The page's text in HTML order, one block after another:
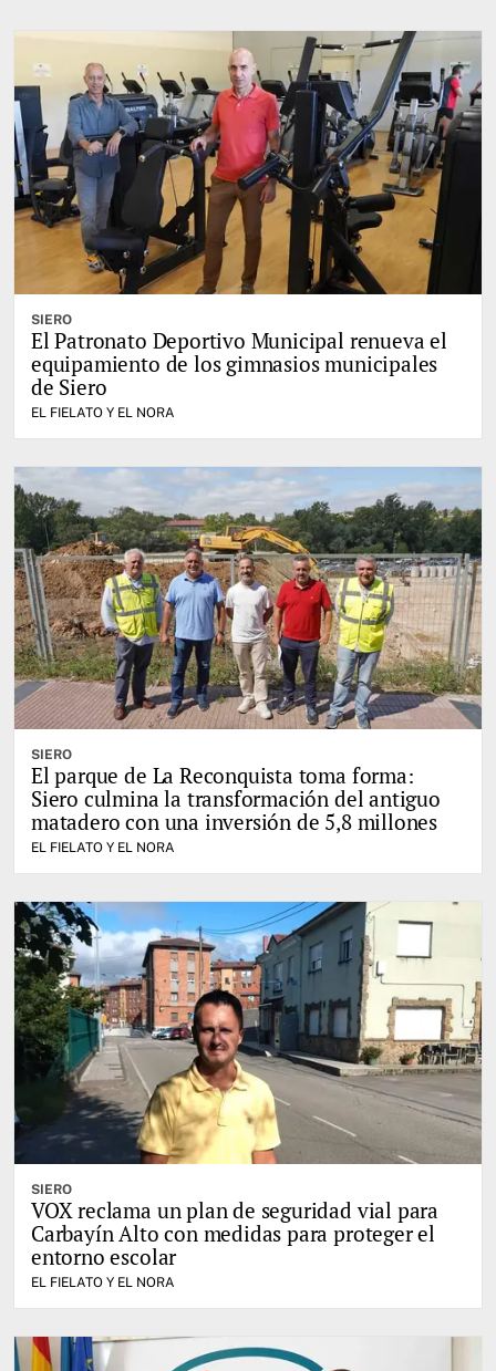
SIERO
El Patronato Deportivo Municipal renueva el
equipamiento de los gimnasios municipales
de Siero
EL FIELATO Y EL NORA
SIERO
El parque de La Reconquista toma forma:
Siero culmina la transformación del antiguo
matadero con una inversión de 5,8 millones
EL FIELATO Y EL NORA
SIERO
VOX reclama un plan de seguridad vial para
Carbayín Alto con medidas para proteger el
entorno escolar
EL FIELATO Y EL NORA